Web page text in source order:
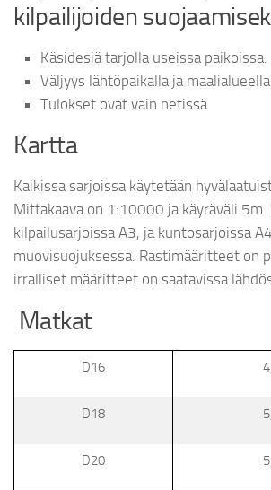
kilpailijoiden
Käsidesiä tarjolla useissa paikoissa.
Väljyys lähtöpaikalla ja maalialueella.
Tulokset ovat vain netissä
Kartta
Kaikissa sarjoissa käytetään
Mittakaava on 1:10000 ja käyräväli 5m.
kilpailusarjoissa A3, ja kuntosarjoissa
muovisuojuksessa. Rastimääritteet on
irralliset määritteet on saatavissa
Matkat
D16
D18
D20